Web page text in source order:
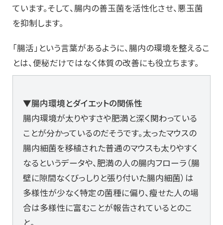
ています。そして、腸内の善玉菌を活性化させ、悪玉菌
を抑制します。
「腸活」という言葉があるように、腸内の環境を整えるこ
とは、便秘だけではなく体質の改善にも役立ちます。
▼腸内環境とダイエットの関係性
腸内環境が太りやすさや肥満と深く関わっている
ことが分かっているのだそうです。太ったマウスの
腸内細菌を移植された普通のマウスも太りやすく
なるというデータや、肥満の人の腸内フローラ（腸
壁に隙間なくびっしりと張り付いた腸内細菌）は
多様性が少なく特定の菌種に偏り、瘦せた人の場
合は多様性に富むことが報告されているとのこ
と。